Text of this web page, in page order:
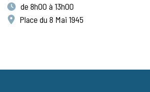
de 8h00 à 13h00
Place du 8 Mai 1945